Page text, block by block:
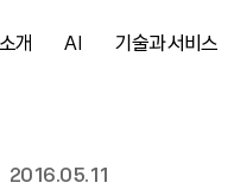
소개 AI 기술과 서비스
2016.05.11